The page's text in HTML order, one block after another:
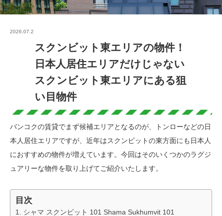
2026.07.2
スクンビット東エリアの物件！
日本人居住エリアだけじゃない
スクンビット東エリアにある狙
い目物件
バンコクの賃貸でまず候補エリアとなるのが、トンローなどの日
本人居住エリアですが、近年はスクンビットの東方面にも日本人
におすすめの物件が増えています。今回はそのいくつかのラグジ
ュアリーな物件を取り上げてご紹介いたします。
目次
シャマ スクンビット 101 Shama Sukhumvit 101